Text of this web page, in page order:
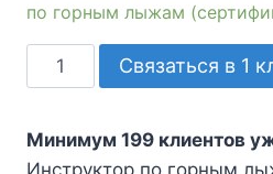
по горным лыжам
Количество
товара
по
Связаться в 1
Минимум 199 клиентов
Инструктор по горным